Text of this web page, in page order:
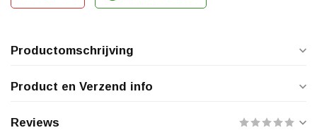
Productomschrijving
Product en Verzend info
Reviews